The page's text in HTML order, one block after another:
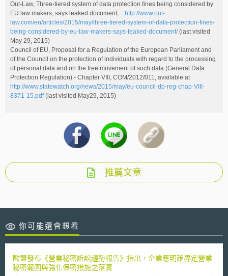
Out-Law, Three-tiered system of data protection fines being considered by
EU law makers, says leaked document,
http://www.out-
law.com/en/articles/2015/may/three-tiered-system-of-data-protection-fines-
being-considered-by-eu-law-makers-says-leaked-document/(last visited
May 29, 2015)
Council of EU, Proposal for a Regulation of the European Parliament and
of the Council on the protection of individuals with regard to the processing
of personal data and on the free movement of such data (General Data
Protection Regulation) - Chapter VIII, COM/2012/011, available at
http://www.statewatch.org/news/2015/may/eu-council-dp-reg-chap-VIII-
8371-15.pdf(last visited May29, 2015)
推薦文章
你可能還會想看
歐盟發布《營業秘密訴訟趨勢報告》指出，企業應明確界定營業
秘密範圍與強化保密措施之落實